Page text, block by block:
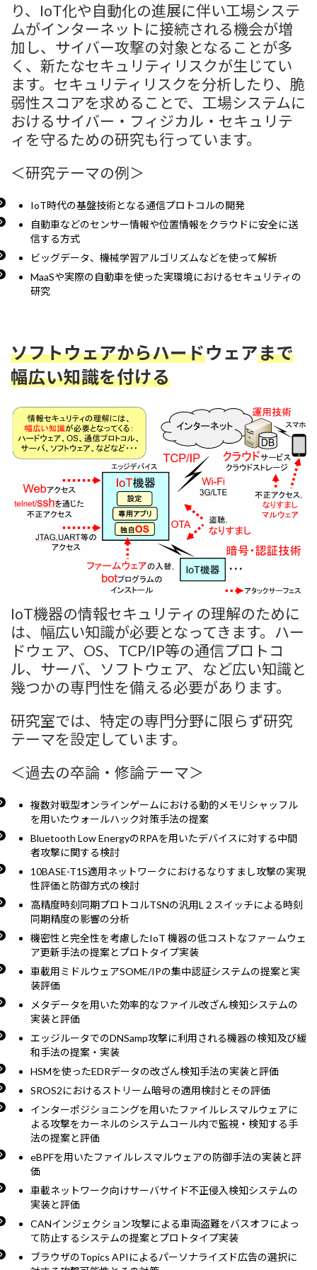
り、IoT化や自動化の進展に伴い工場システ
ムがインターネットに接続される機会が増
加し、サイバー攻撃の対象となることが多
く、新たなセキュリティリスクが生じてい
ます。セキュリティリスクを分析したり、脆
弱性スコアを求めることで、工場システムに
おけるサイバー・フィジカル・セキュリテ
ィを守るための研究も行っています。
＜研究テーマの例＞
IoT時代の基盤技術となる通信プロトコルの開発
自動車などのセンサー情報や位置情報をクラウドに安全に送
信する方式
ビッグデータ、機械学習アルゴリズムなどを使って解析
MaaSや実際の自動車を使った実環境におけるセキュリティの
研究
ソフトウェアからハードウェアまで
幅広い知識を付ける
IoT機器の情報セキュリティの理解のために
は、幅広い知識が必要となってきます。ハー
ドウェア、OS、TCP/IP等の通信プロトコ
ル、サーバ、ソフトウェア、など広い知識と
幾つかの専門性を備える必要があります。
研究室では、特定の専門分野に限らず研究
テーマを設定しています。
＜過去の卒論・修論テーマ＞
複数対戦型オンラインゲームにおける動的メモリシャッフル
を用いたウォールハック対策手法の提案
Bluetooth Low EnergyのRPAを用いたデバイスに対する中間
者攻撃に関する検討
10BASE-T1S適用ネットワークにおけるなりすまし攻撃の実現
性評価と防御方式の検討
高精度時刻同期プロトコルTSNの汎用L２スイッチによる時刻
同期精度の影響の分析
機密性と完全性を考慮したIoT 機器の低コストなファームウェ
ア更新手法の提案とプロトタイプ実装
車載用ミドルウェアSOME/IPの集中認証システムの提案と実
装評価
メタデータを用いた効率的なファイル改ざん検知システムの
実装と評価
エッジルータでのDNSamp攻撃に利用される機器の検知及び緩
和手法の提案・実装
HSMを使ったEDRデータの改ざん検知手法の実装と評価
SROS2におけるストリーム暗号の適用検討とその評価
インターポジショニングを用いたファイルレスマルウェアに
よる攻撃をカーネルのシステムコール内で監視・検知する手
法の提案と評価
eBPFを用いたファイルレスマルウェアの防御手法の実装と評
価
車載ネットワーク向けサーバサイド不正侵入検知システムの
実装と評価
CANインジェクション攻撃による車両盗難をバスオフによっ
て防止するシステムの提案とプロトタイプ実装
ブラウザのTopics APIによるパーソナライズド広告の選択に